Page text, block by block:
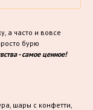
а часто и вовсе
бурю
- самое ценное!
шары с конфетти,